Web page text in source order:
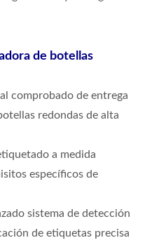
de botellas
comprobado de entrega
redondas de alta
a medida
específicos de
sistema de detección
de etiquetas precisa